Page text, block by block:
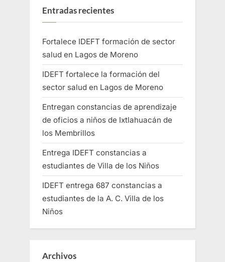
Entradas recientes
Fortalece IDEFT formación de sector
salud en Lagos de Moreno
IDEFT fortalece la formación del
sector salud en Lagos de Moreno
Entregan constancias de aprendizaje
de oficios a niños de Ixtlahuacán de
los Membrillos
Entrega IDEFT constancias a
estudiantes de Villa de los Niños
IDEFT entrega 687 constancias a
estudiantes de la A. C. Villa de los
Niños
Archivos